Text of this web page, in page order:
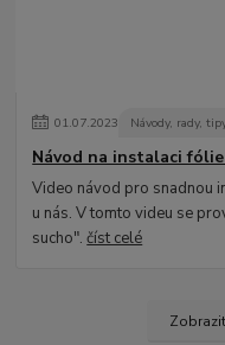
01.07.2023 Návody, rady,
Návod na instalaci
Video návod pro snadnou
u nás. V tomto videu se
sucho".číst celé